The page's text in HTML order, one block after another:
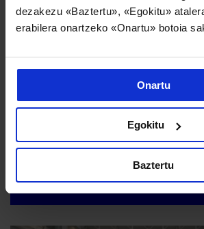
dezakezu «Baztertu», «Egokitu»
erabilera onartzeko «Onartu» botoia
Onartu
Egokitu
Baztertu
Danobatgroupek bere jasangarritasun
du bere industria jardueraren inpaktua
2026/07/02